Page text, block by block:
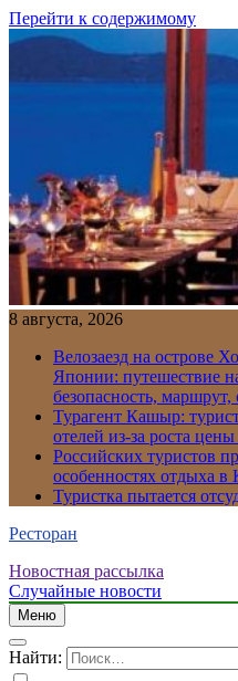
Перейти к содержимому
8 августа, 2026
Велозаезд на острове
Японии: путешествие
безопасность, маршрут,
Турагент Кашыр:
отелей из-за роста
Российских туристов
особенностях отдыха в
Туристка пытается
Ресторан
Новостная рассылка
Случайные новости
Меню
Найти: